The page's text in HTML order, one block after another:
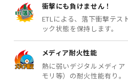
衝撃にも負けません！
ETLによる、落下衝撃テス
ック状態を保持します。
メディア耐火性能
熱に弱いデジタルメディ
モリ等）の耐火性能有り。